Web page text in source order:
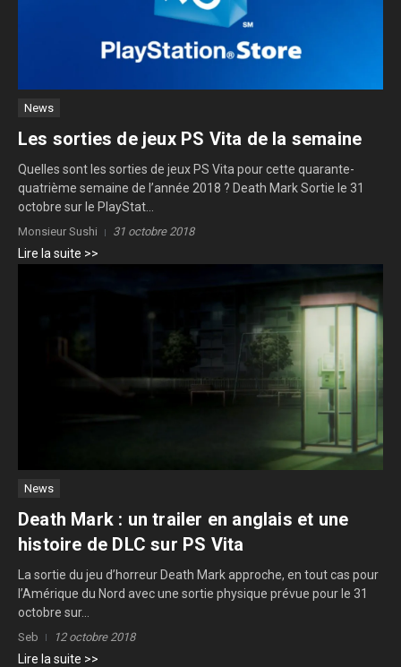
News
Les sorties de jeux PS Vita de la semaine
Quelles sont les sorties de jeux PS Vita pour cette quarante-
quatrième semaine de l’année 2018 ? Death Mark Sortie le 31
octobre sur le PlayStat...
Monsieur Sushi 31 octobre 2018
Lire la suite >>
News
Death Mark : un trailer en anglais et une
histoire de DLC sur PS Vita
La sortie du jeu d’horreur Death Mark approche, en tout cas pour
l’Amérique du Nord avec une sortie physique prévue pour le 31
octobre sur...
Seb 12 octobre 2018
Lire la suite >>